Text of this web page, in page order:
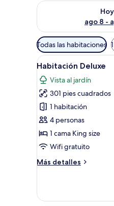
Hoy
ago 8 -
Consulta la
Filtros
disponibles
para
las
habitaciones
Todas las habitaciones
Abrir
todas
las
fotos
de
Habitación
Deluxe
7
Habitación Deluxe
Vista al jardín
301 pies cuadrados
1 habitación
4 personas
1 cama King size
Wifi gratuito
Más detalles
Más
Deluxe